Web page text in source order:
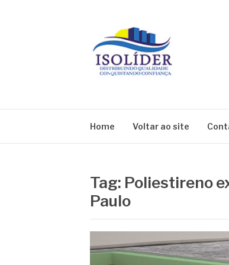
Home Voltar ao site
Tag: Poliestireno
Paulo